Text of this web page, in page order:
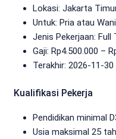
Lokasi: Jakarta
Untuk: Pria atau
Jenis Pekerjaan: Full
Gaji: Rp4.500.000 –
Terakhir: 2026-11-30
Kualifikasi Pekerja
Pendidikan minimal
Usia maksimal 25